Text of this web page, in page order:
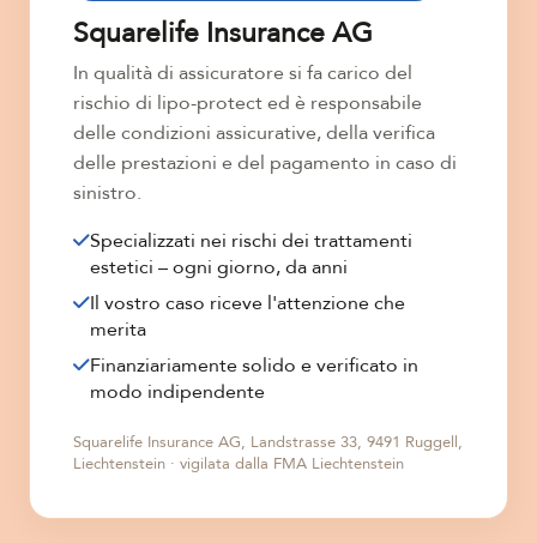
Squarelife Insurance AG
In qualità di assicuratore si fa carico del
rischio di lipo-protect ed è responsabile
delle condizioni assicurative, della verifica
delle prestazioni e del pagamento in caso di
sinistro.
Specializzati nei rischi dei trattamenti
estetici – ogni giorno, da anni
Il vostro caso riceve l'attenzione che
merita
Finanziariamente solido e verificato in
modo indipendente
Squarelife Insurance AG, Landstrasse 33, 9491 Ruggell,
Liechtenstein · vigilata dalla FMA Liechtenstein